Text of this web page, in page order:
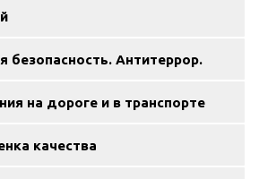
безопасность. Антитеррор.
на дороге и в транспорте
качества